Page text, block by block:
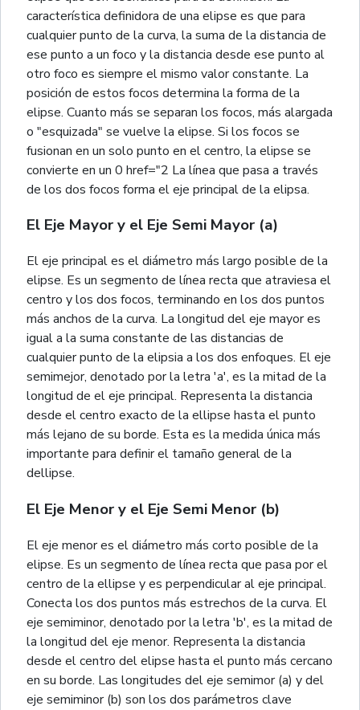
característica definidora de una elipse es que para
cualquier punto de la curva, la suma de la distancia de
ese punto a un foco y la distancia desde ese punto al
otro foco es siempre el mismo valor constante. La
posición de estos focos determina la forma de la
elipse. Cuanto más se separan los focos, más alargada
o "esquizada" se vuelve la elipse. Si los focos se
fusionan en un solo punto en el centro, la elipse se
convierte en un 0 href="2 La línea que pasa a través
de los dos focos forma el eje principal de la elipsa.
El Eje Mayor y el Eje Semi Mayor (a)
El eje principal es el diámetro más largo posible de la
elipse. Es un segmento de línea recta que atraviesa el
centro y los dos focos, terminando en los dos puntos
más anchos de la curva. La longitud del eje mayor es
igual a la suma constante de las distancias de
cualquier punto de la elipsia a los dos enfoques. El eje
semimejor, denotado por la letra 'a', es la mitad de la
longitud de el eje principal. Representa la distancia
desde el centro exacto de la ellipse hasta el punto
más lejano de su borde. Esta es la medida única más
importante para definir el tamaño general de la
dellipse.
El Eje Menor y el Eje Semi Menor (b)
El eje menor es el diámetro más corto posible de la
elipse. Es un segmento de línea recta que pasa por el
centro de la ellipse y es perpendicular al eje principal.
Conecta los dos puntos más estrechos de la curva. El
eje semiminor, denotado por la letra 'b', es la mitad de
la longitud del eje menor. Representa la distancia
desde el centro del elipse hasta el punto más cercano
en su borde. Las longitudes del eje semimor (a) y del
eje semiminor (b) son los dos parámetros clave